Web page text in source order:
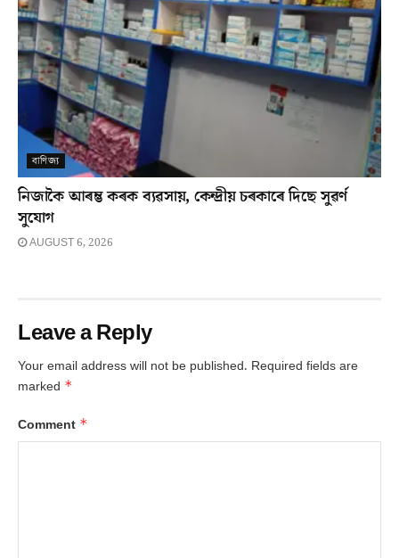
বাণিজ্য
নিজাকৈ আৰম্ভ কৰক ব্যৱসায়, কেন্দ্ৰীয় চৰকাৰে দিছে সুৱৰ্ণ
সুযোগ
AUGUST 6, 2026
Leave a Reply
Your email address will not be published. Required fields are
marked *
Comment *